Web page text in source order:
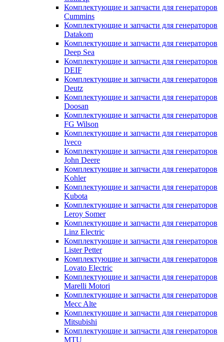
Комплектующие и запчасти для генераторов
Cummins
Комплектующие и запчасти для генераторов
Datakom
Комплектующие и запчасти для генераторов
Deep Sea
Комплектующие и запчасти для генераторов
DEIF
Комплектующие и запчасти для генераторов
Deutz
Комплектующие и запчасти для генераторов
Doosan
Комплектующие и запчасти для генераторов
FG Wilson
Комплектующие и запчасти для генераторов
Iveco
Комплектующие и запчасти для генераторов
John Deere
Комплектующие и запчасти для генераторов
Kohler
Комплектующие и запчасти для генераторов
Kubota
Комплектующие и запчасти для генераторов
Leroy Somer
Комплектующие и запчасти для генераторов
Linz Electric
Комплектующие и запчасти для генераторов
Lister Petter
Комплектующие и запчасти для генераторов
Lovato Electric
Комплектующие и запчасти для генераторов
Marelli Motori
Комплектующие и запчасти для генераторов
Mecc Alte
Комплектующие и запчасти для генераторов
Mitsubishi
Комплектующие и запчасти для генераторов
MTU